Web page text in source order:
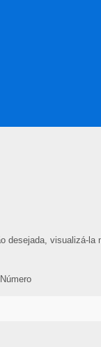
visualizá-la
Número